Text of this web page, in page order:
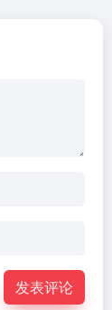
发表评论